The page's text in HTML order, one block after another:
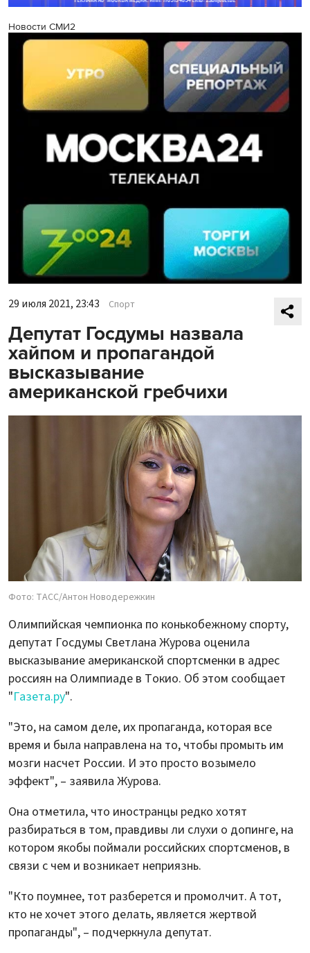
Новости СМИ2
29 июля 2021, 23:43 Спорт
Депутат Госдумы назвала
хайпом и пропагандой
высказывание
американской гребчихи
Фото: ТАСС/Антон Новодережкин
Олимпийская чемпионка по конькобежному спорту,
депутат Госдумы Светлана Журова оценила
высказывание американской спортсменки в адрес
россиян на Олимпиаде в Токио. Об этом сообщает
"Газета.ру".
"Это, на самом деле, их пропаганда, которая все
время и была направлена на то, чтобы промыть им
мозги насчет России. И это просто возымело
эффект", – заявила Журова.
Она отметила, что иностранцы редко хотят
разбираться в том, правдивы ли слухи о допинге, на
котором якобы поймали российских спортсменов, в
связи с чем и возникает неприязнь.
"Кто поумнее, тот разберется и промолчит. А тот,
кто не хочет этого делать, является жертвой
пропаганды", – подчеркнула депутат.